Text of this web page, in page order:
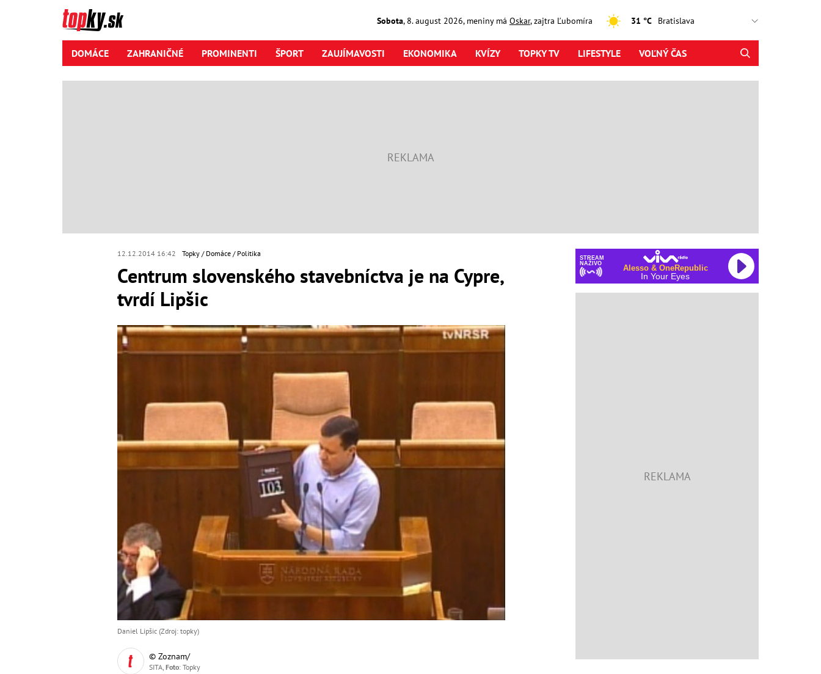
Sobota, 8. august2026, meniny má Oskar, zajtra Ľubomíra 31 °C
DOMÁCE ZAHRANIČNÉ PROMINENTI ŠPORT ZAUJÍMAVOSTI EKONOMIKA KVÍZY TOPKY TV LIFESTYLE VOĽNÝ ČAS
12.12.2014 16:42 Topky Domáce Politika
Centrum slovenského stavebníctva je na Cypre,
tvrdí Lipšic
Daniel Lipšic (Zdroj: topky)
© Zoznam/
SITA, Foto: Topky
STREAM
NAŽIVO
Alesso & OneRepublic
In Your Eyes